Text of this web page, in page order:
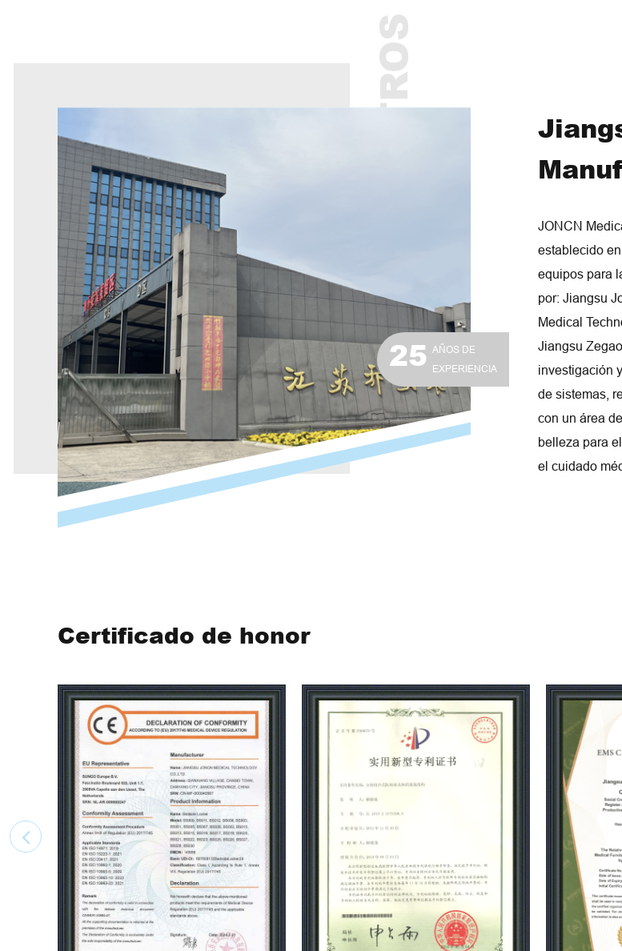
SOBRE NOSOTROS
25 AÑOS DE
EXPERIENCIA
JONCN
establecido
equipos para
por: Jiangsu
Medical
Jiangsu
investigación
de sistemas,
con un área
belleza para
el cuidado
industrial
producción
de
El taller de
primas, la
unidades de
de las
La empresa
certificación
productos y
se ha
Certificado de honor